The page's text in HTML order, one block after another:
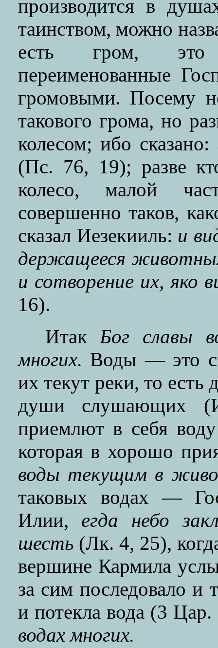
производится в
таинством, можно
есть гром, это
переименованные
громовыми. Посему
такового грома, но
колесом; ибо сказано:
(Пс. 76, 19); разве
колесо, малой
совершенно таков,
сказал Иезекииль: и
держащееся
и сотворение их, яко
16).
ИтакБог славы
многих. Воды — это
их текут реки, то
души слушающих
приемлют в себя
которая в хорошо
воды текущим в
таковых водах —
Илии, егда небо
шесть (Лк. 4, 25),
вершине Кармила
за сим последовало и
и потекла вода (3
водах многих.